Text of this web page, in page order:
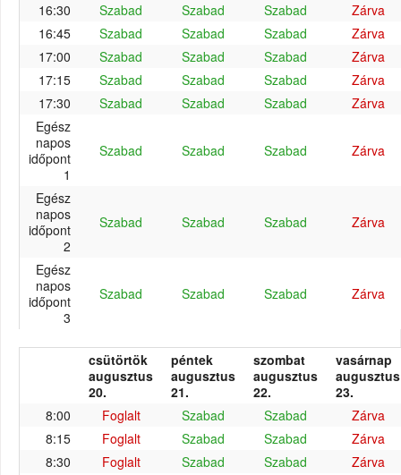
16:30 Szabad Szabad Szabad
Zárva
16:45
Szabad Szabad Szabad
Zárva
17:00
Szabad Szabad Szabad
Zárva
17:15
Szabad Szabad Szabad
Zárva
17:30
Szabad Szabad Szabad
Zárva
Egész
napos
időpont
1
Szabad Szabad Szabad Zárva
Egész
napos
időpont
2
Szabad Szabad Szabad Zárva
Egész
napos
időpont
3
Szabad Szabad Szabad Zárva
csütörtök
augusztus
20.
péntek
augusztus
21.
szombat
augusztus
22.
vasárnap
augusztus
23.
8:00
Foglalt Szabad Szabad
Zárva
8:15
Foglalt Szabad Szabad
Zárva
8:30
Foglalt Szabad Szabad
Zárva